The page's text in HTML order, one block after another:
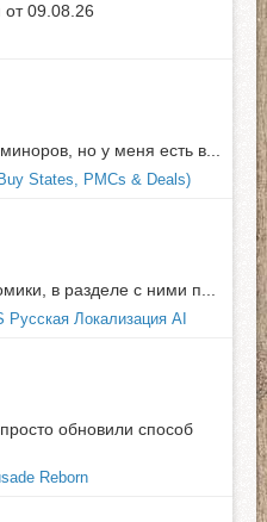
09.08.26
но у меня есть в...
States, PMCs & Deals)
в разделе с ними п...
Русская Локализация AI
обновили способ
Reborn